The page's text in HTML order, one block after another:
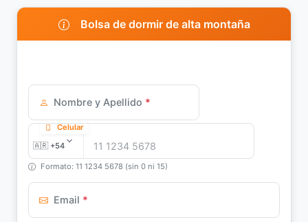
Bolsa de dormir de alta montaña
Nombre y Apellido *
Celular
Formato: 11 1234 5678 (sin 0 ni 15)
Email *